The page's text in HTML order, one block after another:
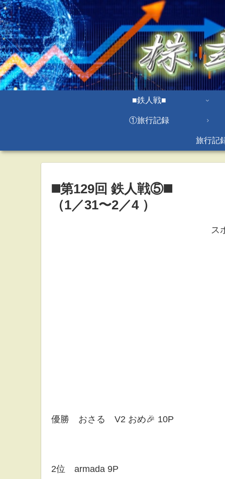
■鉄人戦■
①旅行記録
旅行記
◼️第129回 鉄人戦⑤◼️
（1／31〜2／4 ）
ス
優勝 おさる V2 おめ🎉 10P
2位 armada 9P